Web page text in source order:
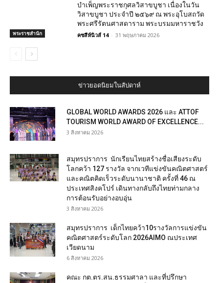
พระราชสำนัก
บำเพ็ญพระราชกุศลวิสาขบูชา เนื่องในวัน
วิสาขบูชา ประจำปี ๒๕๖๙ ณ พระอุโบสถวัด
พระศรีรัตนศาสดาราม พระบรมมหาราชวัง
คชสีห์นิวส์ 14 - 31 พฤษภาคม 2026
ข่าวยอดนิยมในสัปดาห์
GLOBAL WORLD AWARDS 2026 และ ATTOF
TOURISM WORLD AWARD OF EXCELLENCE...
3 สิงหาคม 2026
สมุทรปราการ นักเรียนไทยสร้างชื่อเสียงระดับ
โลกคว้า 127 รางวัล จากเวทีแข่งขันคณิตศาสตร์
และคณิตคิดเร็วระดับนานาชาติ ครั้งที่ 46 ณ
ประเทศสิงคโปร์ เดินทางกลับถึงไทยท่ามกลาง
การต้อนรับอย่างอบอุ่น
3 สิงหาคม 2026
สมุทรปราการ เด็กไทยคว้า10รางวัลการแข่งขัน
คณิตศาสตร์ระดับโลก 2026AIMO ณประเทศ
เวียดนาม
6 สิงหาคม 2026
คณะ กต.ตร.สน.ธรรมศาลา และที่ปรึกษา